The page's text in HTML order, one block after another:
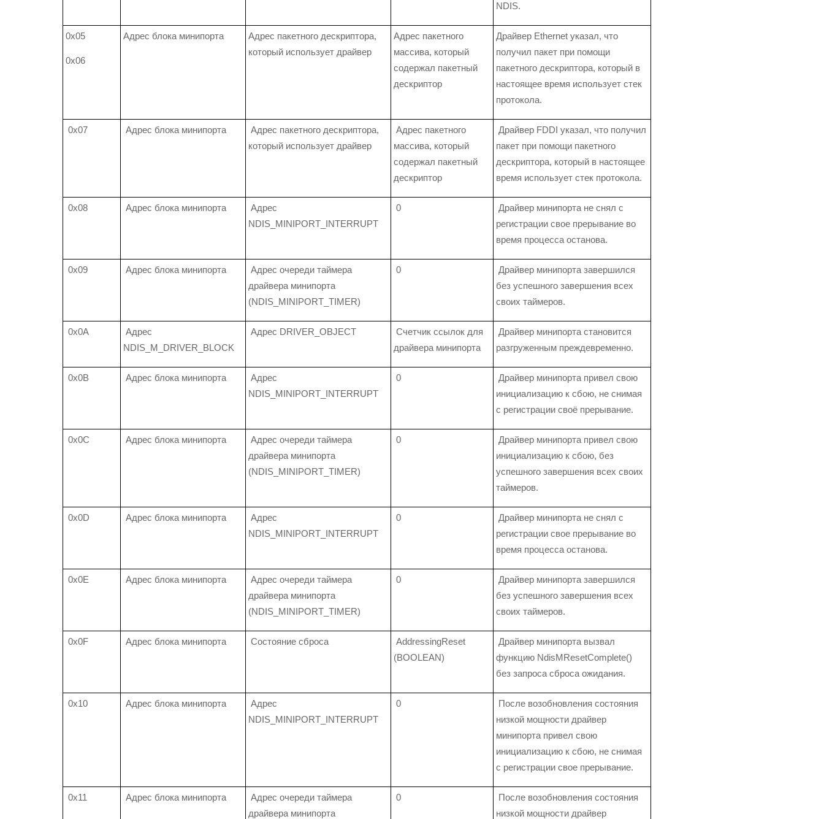
NDIS.
0x05
0x06
Адрес блока минипорта
Адрес пакетного дескриптора,
который использует драйвер
Адрес пакетного
массива, который
содержал пакетный
дескриптор
Драйвер Ethernet указал, что
получил пакет при помощи
пакетного дескриптора, который в
настоящее время использует стек
протокола.
0x07 Адрес блока минипорта
Адрес пакетного дескриптора,
который использует драйвер
Адрес пакетного
массива, который
содержал пакетный
дескриптор
Драйвер FDDI указал, что получил
пакет при помощи пакетного
дескриптора, который в настоящее
время использует стек протокола.
0x08 Адрес блока минипорта
Адрес
NDIS_MINIPORT_INTERRUPT
0
Драйвер минипорта не снял с
регистрации свое прерывание во
время процесса останова.
0x09 Адрес блока минипорта
Адрес очереди таймера
драйвера минипорта
(NDIS_MINIPORT_TIMER)
0
Драйвер минипорта завершился
без успешного завершения всех
своих таймеров.
0x0A
Адрес
NDIS_M_DRIVER_BLOCK
Адрес DRIVER_OBJECT
Счетчик ссылок для
драйвера минипорта
Драйвер минипорта становится
разгруженным преждевременно.
0x0B Адрес блока минипорта
Адрес
NDIS_MINIPORT_INTERRUPT
0
Драйвер минипорта привел свою
инициализацию к сбою, не снимая
с регистрации своё прерывание.
0x0C Адрес блока минипорта
Адрес очереди таймера
драйвера минипорта
(NDIS_MINIPORT_TIMER)
0
Драйвер минипорта привел свою
инициализацию к сбою, без
успешного завершения всех своих
таймеров.
0x0D Адрес блока минипорта
Адрес
NDIS_MINIPORT_INTERRUPT
0
Драйвер минипорта не снял с
регистрации свое прерывание во
время процесса останова.
0x0E Адрес блока минипорта
Адрес очереди таймера
драйвера минипорта
(NDIS_MINIPORT_TIMER)
0
Драйвер минипорта завершился
без успешного завершения всех
своих таймеров.
0x0F Адрес блока минипорта Состояние сброса
AddressingReset
(BOOLEAN)
Драйвер минипорта вызвал
функцию NdisMResetComplete()
без запроса сброса ожидания.
0x10 Адрес блока минипорта
Адрес
NDIS_MINIPORT_INTERRUPT
0
После возобновления состояния
низкой мощности драйвер
минипорта привел свою
инициализацию к сбою, не снимая
с регистрации свое прерывание.
0x11 Адрес блока минипорта
Адрес очереди таймера
драйвера минипорта
0
После возобновления состояния
низкой мощности драйвер